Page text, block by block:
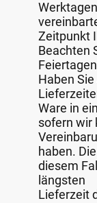
Zeitpunkt
Beachten
Haben
Ware in
sofern wir
haben.
diesem
längsten
Lieferzeit